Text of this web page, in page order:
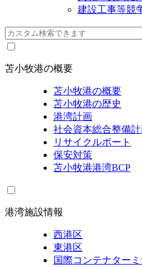
建設工事等競
苫小牧港の概要
苫小牧港の概要
苫小牧港の歴史
港湾計画
社会資本総合整備
リサイクルポート
保安対策
苫小牧港港湾BCP
港湾施設情報
西港区
東港区
国際コンテナター